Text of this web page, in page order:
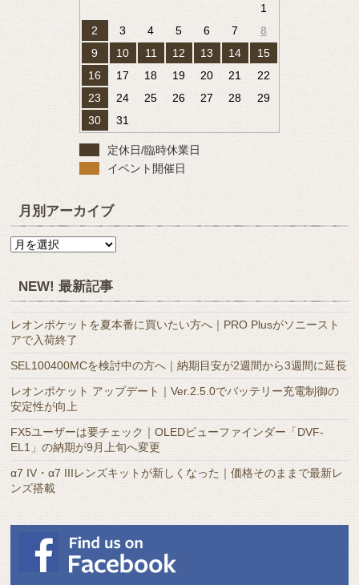
1
2
3 4 5 6 7
8
9
10 11 12 13 14
15
16
17 18 19 20 21
22
23
24 25 26 27 28
29
30
31
定休日/臨時休業日
イベント開催日
月別アーカイブ
月
ー
カ
イ
ブ
NEW! 最新記事
レオンポケットを夏本番に買いたい方へ｜PRO Plusがソニースト
アで入荷終了
SEL100400MCを検討中の方へ｜納期目安が2週間から3週間に延長
レオンポケット アップデート｜Ver.2.5.0でバッテリー充電制御の
安定性が向上
FX5ユーザーは要チェック｜OLEDビューファインダー「DVF-
EL1」の納期が9月上旬へ変更
α7 IV・α7 IIIレンズキットが新しくなった｜価格そのままで最新レ
ンズ搭載